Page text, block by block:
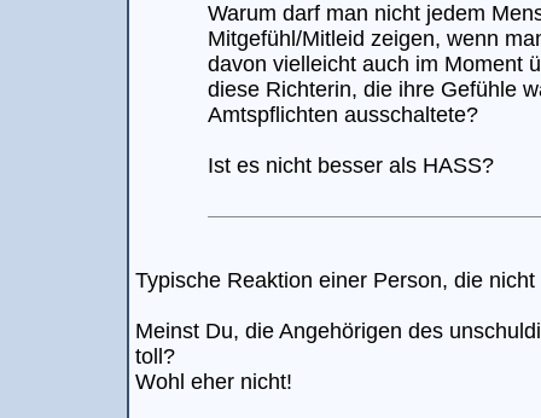
Warum darf man nicht jedem
Mitgefühl/Mitleid zeigen, wenn
davon vielleicht auch im Moment
diese Richterin, die ihre Gefühle
Amtspflichten ausschaltete?
Ist es nicht besser als HASS?
Typische Reaktion einer Person, die
Meinst Du, die Angehörigen des
toll?
Wohl eher nicht!